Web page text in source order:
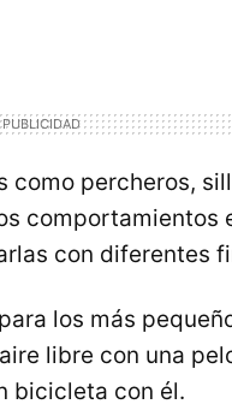
percheros,
comportamientos
con diferentes
los más
libre con una
bicicleta con él.